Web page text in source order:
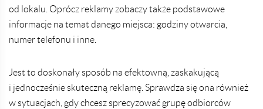
od lokalu. Oprócz reklamy zobaczy także podstawowe
informacje na temat danego miejsca: godziny otwarcia,
numer telefonu i inne.
Jest to doskonały sposób na efektowną, zaskakującą
i jednocześnie skuteczną reklamę. Sprawdza się ona również
w sytuacjach, gdy chcesz sprecyzować grupę odbiorców